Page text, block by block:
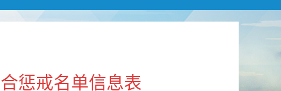
惩戒名单信息表